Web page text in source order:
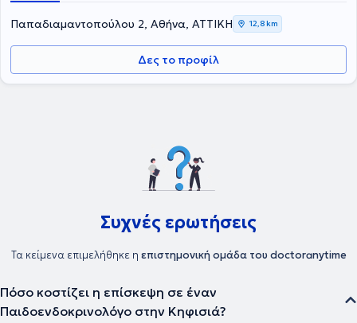
Παπαδιαμαντοπούλου 2, Αθήνα, ΑΤΤΙΚΗ 12,8 km
Δες το προφίλ
Συχνές ερωτήσεις
Τα κείμενα επιμελήθηκε η επιστημονική ομάδα του doctoranytime
Πόσο κοστίζει η επίσκεψη σε έναν
Παιδοενδοκρινολόγο στην Κηφισιά?